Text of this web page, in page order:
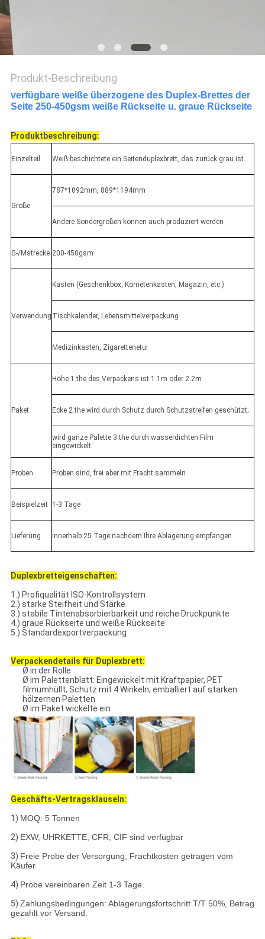
Produkt-Beschreibung
verfügbare weiße überzogene des Duplex-Brettes der
Seite 250-450gsm weiße Rückseite u. graue Rückseite
Produktbeschreibung:
Einzelteil Weiß beschichtete ein Seitenduplexbrett, das zurück grau ist
Größe
787*1092mm, 889*1194mm
Andere Sondergrößen können auch produziert werden
G-/Mstrecke 200-450gsm
Verwendung
Kasten (Geschenkbox, Kometenkasten, Magazin, etc.)
Tischkalender, Lebensmittelverpackung
Medizinkasten, Zigarettenetui
Paket
Höhe 1.the des Verpackens ist 1.1m oder 2.2m
Ecke 2.the wird durch Schutz durch Schutzstreifen geschützt;
wird ganze Palette 3.the durch wasserdichten Film
eingewickelt.
Proben Proben sind, frei aber mit Fracht sammeln
Beispielzeit 1-3 Tage
Lieferung innerhalb 25 Tage nachdem Ihre Ablagerung empfangen
Duplexbretteigenschaften:
1.) Profiqualität ISO-Kontrollsystem
2.) starke Steifheit und Stärke
3.) stabile Tintenabsorbierbarkeit und reiche Druckpunkte
4.) graue Rückseite und weiße Rückseite
5.) Standardexportverpackung
Verpackendetails für Duplexbrett:
Ø in der Rolle
Ø im Palettenblatt: Eingewickelt mit Kraftpapier, PET
filmumhüllt, Schutz mit 4 Winkeln, emballiert auf starken
hölzernen Paletten
Ø im Paket wickelte ein
Geschäfts-Vertragsklauseln:
1) MOQ: 5 Tonnen
2) EXW, UHRKETTE, CFR, CIF sind verfügbar
3) Freie Probe der Versorgung, Frachtkosten getragen vom
Käufer
4) Probe vereinbaren Zeit 1-3 Tage.
5) Zahlungsbedingungen: Ablagerungsfortschritt T/T 50%, Betrag
gezahlt vor Versand.